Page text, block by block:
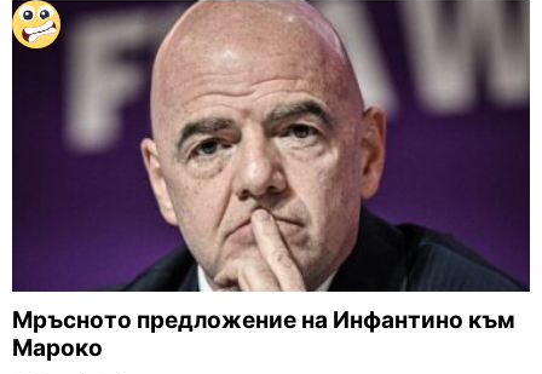
Мръсното предложение на Инфантино към
Мароко